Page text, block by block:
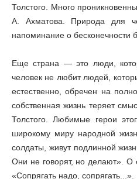
Толстого. Много
А. Ахматова. Природа для
напоминание о бесконечности
Еще страна — это люди,
человек не любит людей,
естественно, обречен на
собственная жизнь теряет
Толстого. Любимые герои
широкому миру народной
солдаты, живут подлинной
Они не говорят, но делают». О
«Сопрягать надо, сопрягать...».